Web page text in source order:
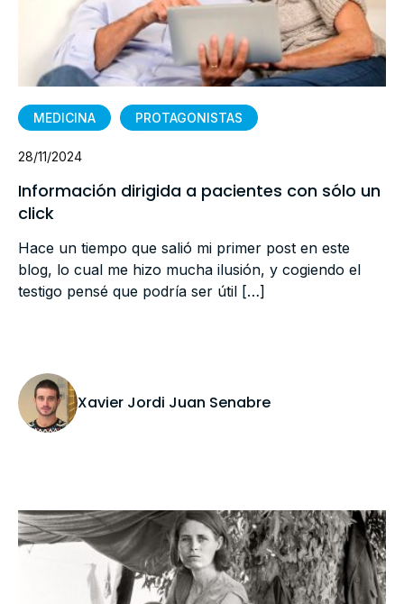
MEDICINA PROTAGONISTAS
28/11/2024
Información dirigida a pacientes con sólo un
click
Hace un tiempo que salió mi primer post en este
blog, lo cual me hizo mucha ilusión, y cogiendo el
testigo pensé que podría ser útil […]
Xavier Jordi Juan Senabre